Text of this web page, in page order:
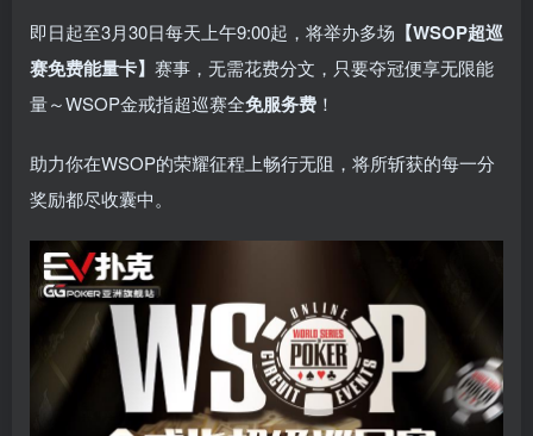
即日起至3月30日每天上午9:00起，将举办多场 【WSOP超巡
赛免费能量卡】 赛事，无需花费分文，只要夺冠便享无限能
量～WSOP金戒指超巡赛全免服务费 ！
助力你在WSOP的荣耀征程上畅行无阻，将所斩获的每一分
奖励都尽收囊中。